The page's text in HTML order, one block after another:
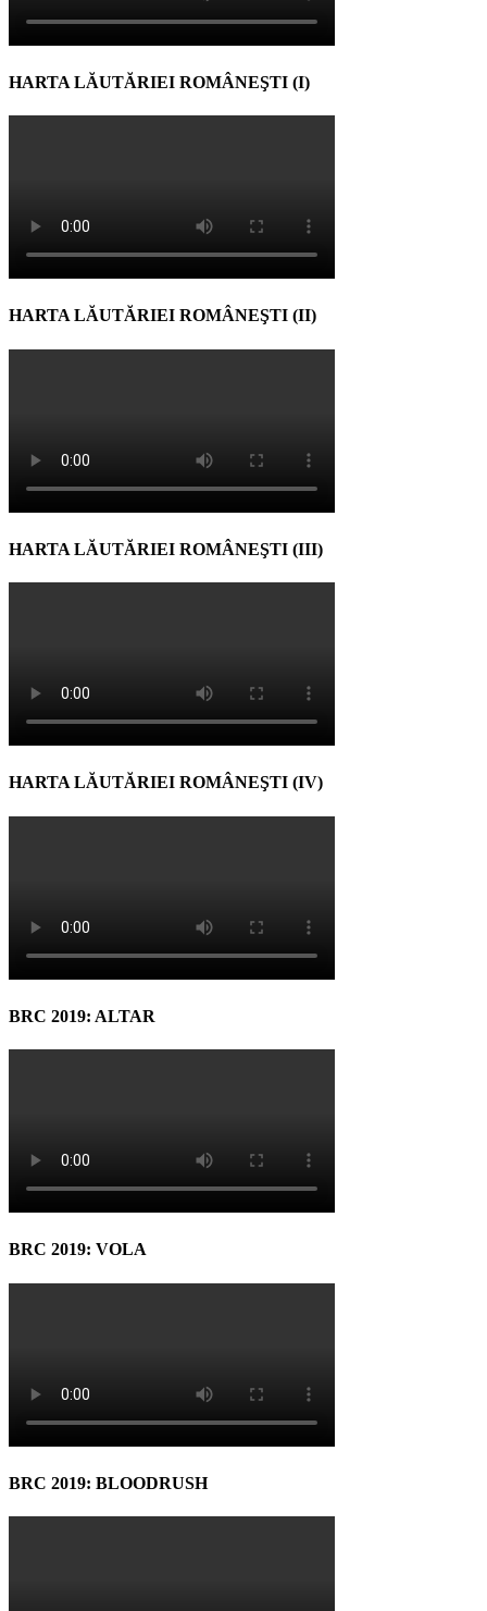
HARTA LĂUTĂRIEI ROMÂNEŞTI (I)
HARTA LĂUTĂRIEI ROMÂNEŞTI (II)
HARTA LĂUTĂRIEI ROMÂNEŞTI (III)
HARTA LĂUTĂRIEI ROMÂNEŞTI (IV)
BRC 2019: ALTAR
BRC 2019: VOLA
BRC 2019: BLOODRUSH